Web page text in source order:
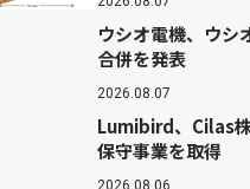
ウシオ電機、ウシ
合併を発表
2026.08.07
Lumibird、Cilas
保守事業を取得
2026.08.06